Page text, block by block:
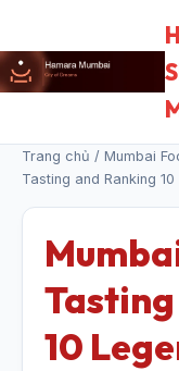
Trang chủ / Mumbai
Tasting and Ranking
10